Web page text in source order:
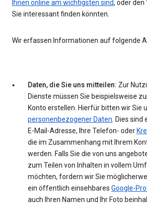
Ihnen online am wichtigsten sind, oder den
Sie interessant finden könnten.
Wir erfassen Informationen auf folgende
Daten, die Sie uns mitteilen: Zur
Dienste müssen Sie beispielsweise
Konto erstellen. Hierfür bitten wir Sie
personenbezogener Daten. Dies sind
E-Mail-Adresse, Ihre Telefon- oder
die im Zusammenhang mit Ihrem
werden. Falls Sie die von uns
zum Teilen von Inhalten in vollem
möchten, fordern wir Sie
ein öffentlich einsehbares Google-
auch Ihren Namen und Ihr Foto